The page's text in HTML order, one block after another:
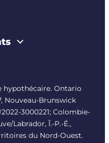
hypothécaire. Ontario
Nouveau-Brunswick
2022-3000221; Colombie-
Labrador, Î.-P.-É.,
du Nord-Ouest.